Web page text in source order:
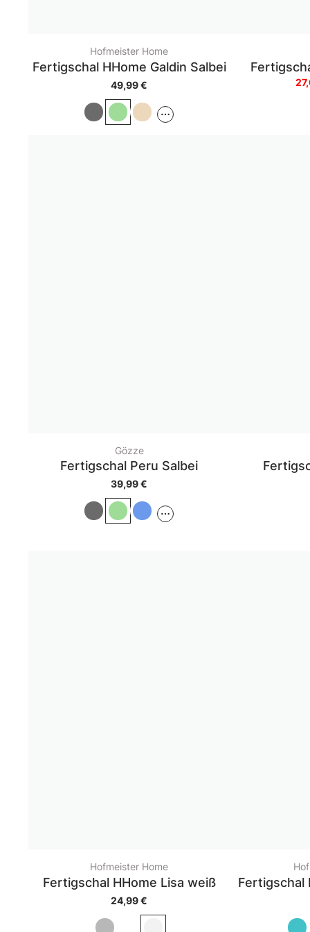
Hofmeister Home
Fertigschal HHome Galdin Salbei
49,99 €
Gözze
Fertigschal Peru Salbei
39,99 €
Hofmeister Home
Fertigschal HHome Lisa weiß
24,99 €
Fertigschal